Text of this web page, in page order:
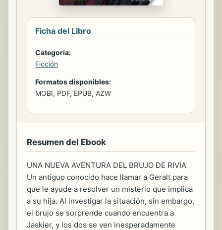
Ficha del Libro
Categoría:
Ficción
Formatos disponibles:
MOBI, PDF, EPUB, AZW
Resumen del Ebook
UNA NUEVA AVENTURA DEL BRUJO DE RIVIA
Un antiguo conocido hace llamar a Geralt para
que le ayude a resolver un misterio que implica
a su hija. Al investigar la situación, sin embargo,
el brujo se sorprende cuando encuentra a
Jaskier, y los dos se ven inesperadamente